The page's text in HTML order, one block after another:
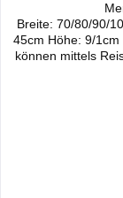
Breite: 70/80/90/
45cm Höhe: 9/
können mittels
sind bei 30
Wasserbetten